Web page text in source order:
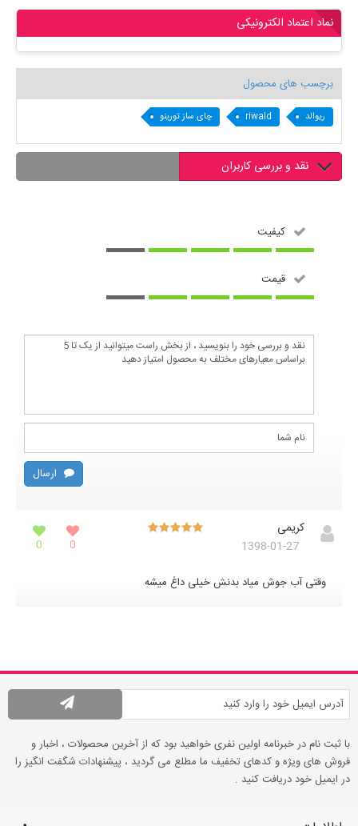
نماد اعتماد الکترونیکی
برچسب های محصول
ریوالد riwald چای ساز تورینو
نقد و بررسی کاربران
کیفیت
قیمت
ارسال
کریمی
1398-01-27
0
0
وقتی آب جوش میاد بدنش خیلی داغ میشه
با ثبت نام در خبرنامه اولین نفری خواهید بود که از آخرین محصولات ، اخبار و
فروش های ویژه و کدهای تخفیف ما مطلع می گردید ، پیشنهادات شگفت انگیز را
در ایمیل خود دریافت کنید .